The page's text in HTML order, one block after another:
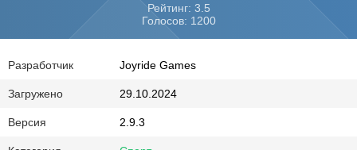
Рейтинг: 3.5
Голосов: 1200
Разработчик Joyride Games
Загружено 29.10.2024
Версия 2.9.3